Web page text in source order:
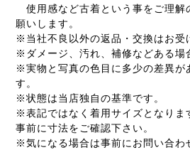
使用感など古着という事をご理解
願いします。
※当社不良以外の返品・交換はお受
※ダメージ、汚れ、補修などある場
※実物と写真の色目に多少の差異が
す。
※状態は当店独自の基準です。
※表記ではなく着用サイズとなりま
事前に寸法をご確認下さい。
※気になる場合は事前にお問い合わ